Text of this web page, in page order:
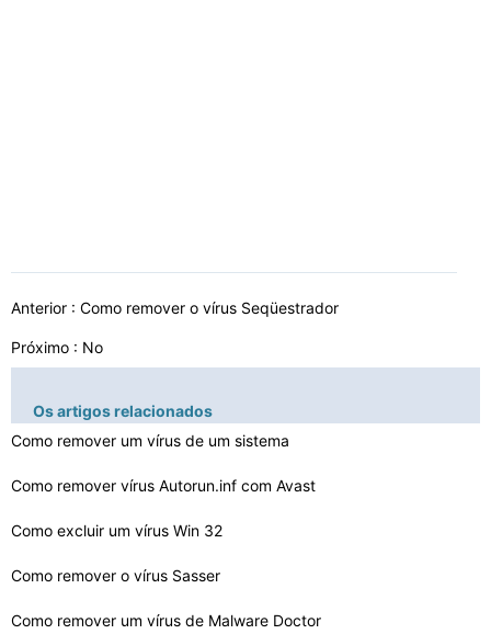
Anterior : Como remover o vírus Seqüestrador
Próximo : No
Os artigos relacionados
Como remover um vírus de um sistema
Como remover vírus Autorun.inf com Avast
Como excluir um vírus Win 32
Como remover o vírus Sasser
Como remover um vírus de Malware Doctor